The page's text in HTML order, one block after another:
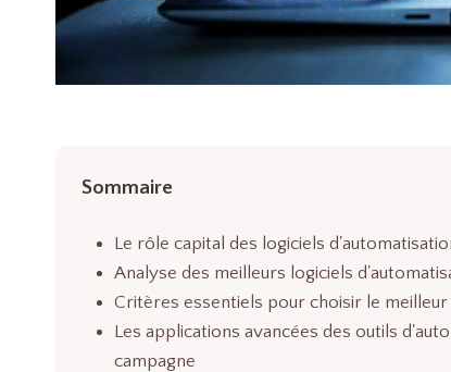
Sommaire
Le rôle capital des logiciels
Analyse des meilleurs logiciels
Critères essentiels pour choisir le
Les applications avancées des outils
campagne